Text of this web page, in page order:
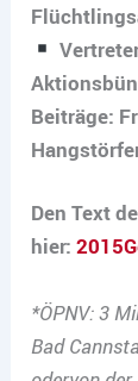
Beiträge:
Den Text
hier:
*ÖPNV: 3
Bad